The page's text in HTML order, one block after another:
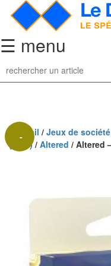
☰ menu
Jeu
d’Echecs
collection
Pièces
Coffrets
Accueil / Jeux de société
(TCG)/ Altered / Altered
-